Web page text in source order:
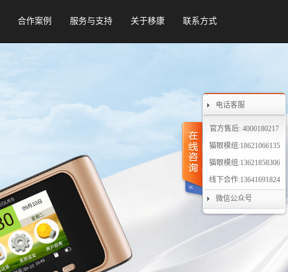
电话客服
官方售后: 4000180217
猫眼模组:18621066135
猫眼模组:13621858306
线下合作:13641691824
微信公众号
合作案例 服务与支持 关于移康 联系方式